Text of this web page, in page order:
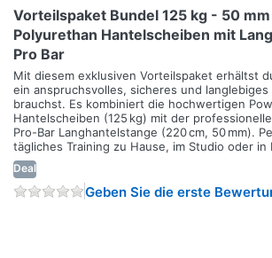
Vorteilspaket Bundel 125 kg - 50
Polyurethan Hantelscheiben mit
Pro Bar
Mit diesem exklusiven Vorteilspaket erhältst
ein anspruchsvolles, sicheres und
brauchst. Es kombiniert die hochwertigen
Hantelscheiben (125 kg) mit der
Pro-Bar Langhantelstange (220 cm, 50 mm).
tägliches Training zu Hause, im Studio oder in
Deal
Geben Sie die erste